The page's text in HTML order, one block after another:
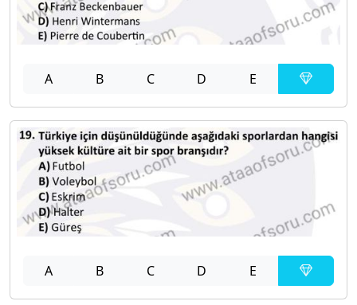
A B C D E
A B C D E